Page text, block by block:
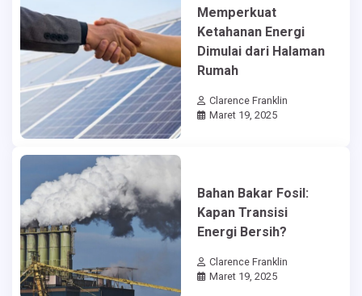
Memperkuat
Ketahanan Energi
Dimulai dari Halaman
Rumah
Clarence Franklin
Maret 19, 2025
Bahan Bakar Fosil:
Kapan Transisi
Energi Bersih?
Clarence Franklin
Maret 19, 2025